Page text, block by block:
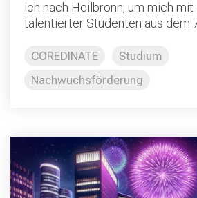
ich nach Heilbronn, um mich mit
talentierter Studenten aus dem
COREDINATE
Studium
Nachwuchsförderung